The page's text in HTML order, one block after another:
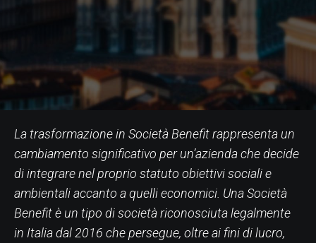
La trasformazione in Società Benefit rappresenta un
cambiamento significativo per un’azienda che decide
di integrare nel proprio statuto obiettivi sociali e
ambientali accanto a quelli economici. Una Società
Benefit è un tipo di società riconosciuta legalmente
in Italia dal 2016 che persegue, oltre ai fini di lucro,